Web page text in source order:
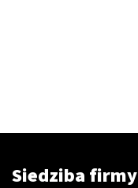
Siedziba firmy